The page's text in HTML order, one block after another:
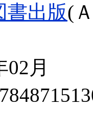
書出版(
月